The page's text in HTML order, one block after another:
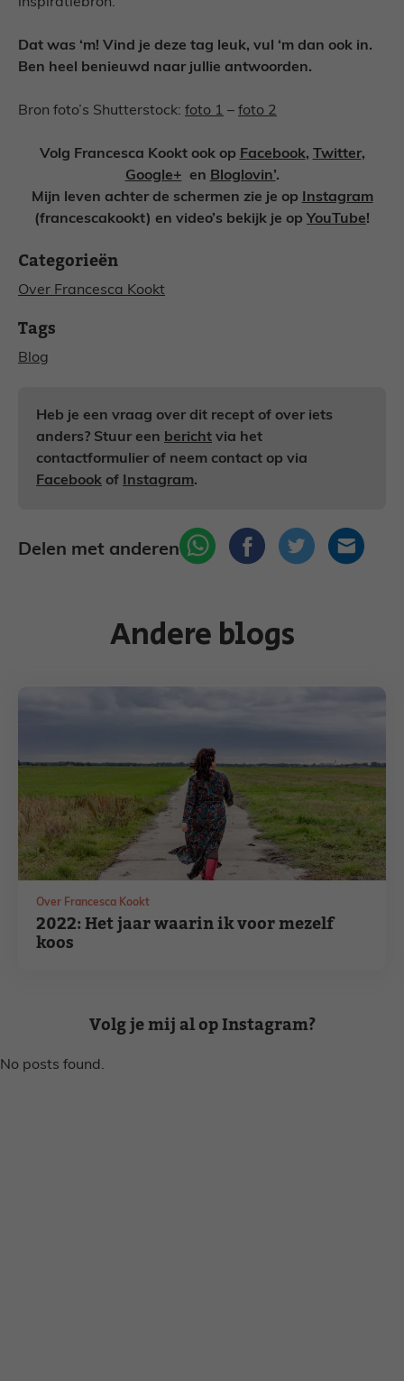
inspiratiebron.
Dat was ‘m! Vind je deze tag leuk, vul ‘m dan ook in.
Ben heel benieuwd naar jullie antwoorden.
Bron foto’s Shutterstock: foto 1 – foto 2
Volg Francesca Kookt ook op Facebook, Twitter,
Google+ en Bloglovin’.
Mijn leven achter de schermen zie je op Instagram
(francescakookt) en video’s bekijk je op YouTube!
Categorieën
Over Francesca Kookt
Tags
Blog
Heb je een vraag over dit recept of over iets
anders? Stuur een bericht via het
contactformulier of neem contact op via
Facebook of Instagram.
Delen met anderen
Andere blogs
Over Francesca Kookt
2022: Het jaar waarin ik voor mezelf
koos
Volg je mij al op Instagram?
No posts found.